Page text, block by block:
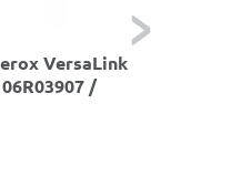
VersaLink
/